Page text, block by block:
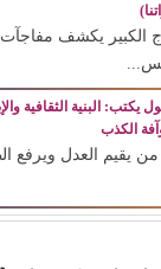
الكبير يكشف
الكذب
يقيم العدل ويرفع